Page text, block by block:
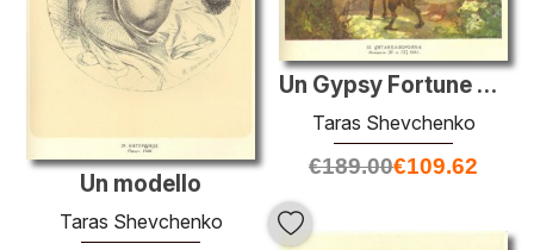
Un Gypsy Fortune Teller
Taras Shevchenko
€189.00€109.62
Un modello
Taras Shevchenko